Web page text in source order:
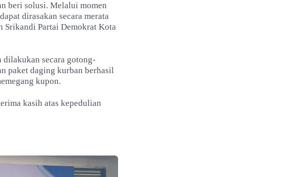
beri solusi. Melalui momen
dirasakan secara merata
Srikandi Partai Demokrat Kota
dilakukan secara gotong-
paket daging kurban berhasil
kupon.
kasih atas kepedulian